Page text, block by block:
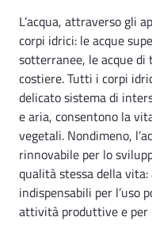
L’acqua, attraverso gli
corpi idrici: le acque
sotterranee, le acque di
costiere. Tutti i corpi
delicato sistema di
e aria, consentono la
vegetali. Nondimeno,
rinnovabile per lo
qualità stessa della
indispensabili per l’uso
attività produttive e